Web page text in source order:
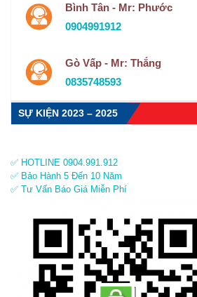
Bình Tân - Mr: Phước
0904991912
Gò Vấp - Mr: Thắng
0835748593
SỰ KIỆN 2023 – 2025
✅ HOTLINE 0904.991.912
✅ Bảo Hành 5 Đến 10 Năm
✅ Tư Vấn Báo Giá Miễn Phí